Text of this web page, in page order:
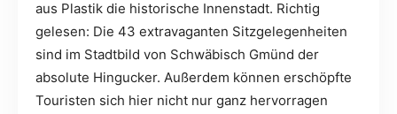
aus Plastik die historische Innenstadt. Richtig
gelesen: Die 43 extravaganten Sitzgelegenheiten
sind im Stadtbild von Schwäbisch Gmünd der
absolute Hingucker. Außerdem können erschöpfte
Touristen sich hier nicht nur ganz hervorragen